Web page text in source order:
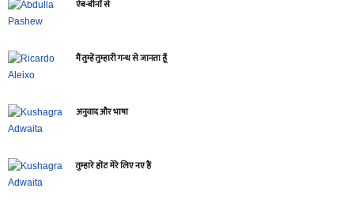
ऐब-बीनों से
मैं तुम्हें तुम्हारी गन्ध से जानता हूँ
अनुवाद और भाषा
तुम्हारे होंठ मेरे लिए नए हैं